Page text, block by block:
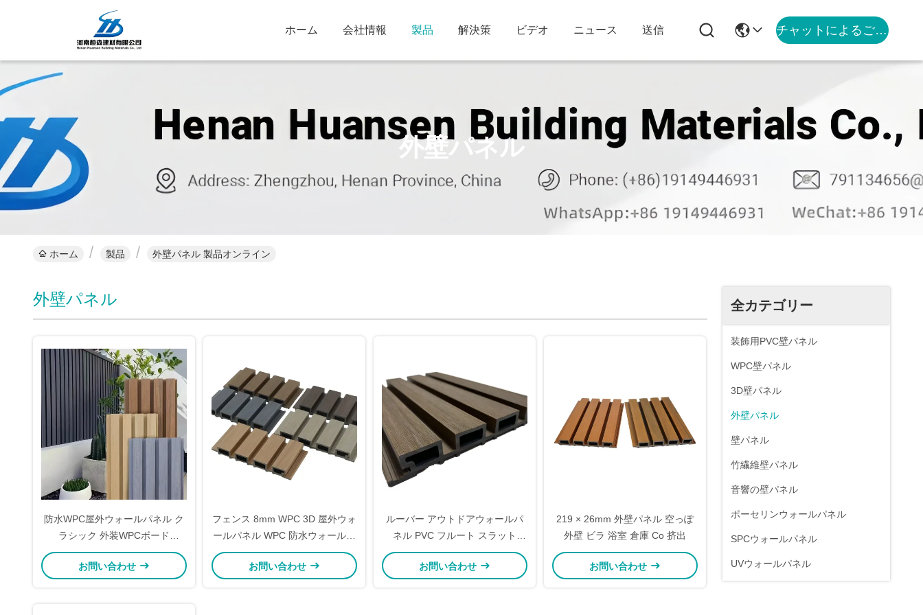
ホーム 会社情報 製品 解決策 ビデオ ニュース 送信 チャットによるご相談
外壁パネル
ホーム 製品 外壁パネル 製品オンライン
全カテゴリー
装飾用PVC壁パネル
WPC壁パネル
3D壁パネル
外壁パネル
壁パネル
竹繊維壁パネル
音響の壁パネル
ポーセリンウォールパネル
SPCウォールパネル
UVウォールパネル
外壁パネル
防水WPC屋外ウォールパネル ク
ラシック 外装WPCボード
216mm
お問い合わせ
フェンス 8mm WPC 3D 屋外ウォ
ールパネル WPC 防水ウォールパ
ネル キッチン用
お問い合わせ
ルーバー アウトドアウォールパ
ネル PVC フルート スラット
WPC エクステリア ウッドプラス
チックコンポジット
お問い合わせ
219 × 26mm 外壁パネル 空っぽ
外壁 ビラ 浴室 倉庫 Co 挤出
お問い合わせ